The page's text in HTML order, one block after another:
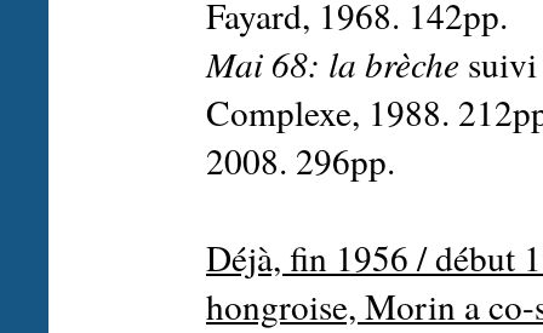
Fayard, 1968. 142pp.
Mai 68: la brèche
Complexe, 1988.
2008. 296pp.
Déjà, fin 1956 / début
hongroise, Morin a co-